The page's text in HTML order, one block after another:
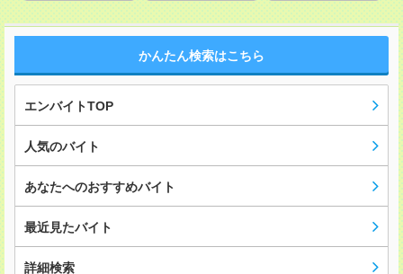
かんたん検索はこちら
エンバイトTOP
人気のバイト
あなたへのおすすめバイト
最近見たバイト
詳細検索